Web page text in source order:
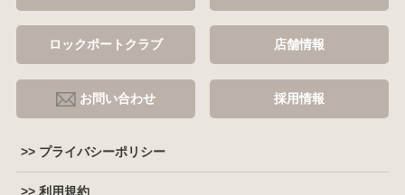
ロックポートクラブ 店舗情報
お問い合わせ 採用情報
>> プライバシーポリシー
>> 利用規約